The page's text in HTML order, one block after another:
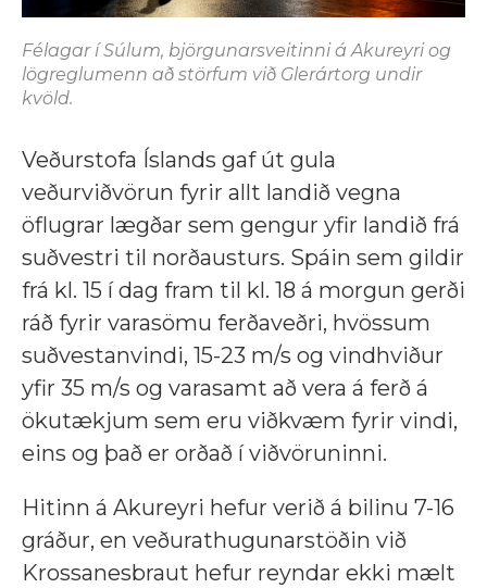
Félagar í Súlum, björgunarsveitinni á Akureyri og
lögreglumenn að störfum við Glerártorg undir
kvöld.
Veðurstofa Íslands gaf út gula
veðurviðvörun fyrir allt landið vegna
öflugrar lægðar sem gengur yfir landið frá
suðvestri til norðausturs. Spáin sem gildir
frá kl. 15 í dag fram til kl. 18 á morgun gerði
ráð fyrir varasömu ferðaveðri, hvössum
suðvestanvindi, 15-23 m/s og vindhviður
yfir 35 m/s og varasamt að vera á ferð á
ökutækjum sem eru viðkvæm fyrir vindi,
eins og það er orðað í viðvöruninni.
Hitinn á Akureyri hefur verið á bilinu 7-16
gráður, en veðurathugunarstöðin við
Krossanesbraut hefur reyndar ekki mælt